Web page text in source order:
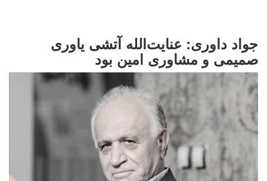
جواد داوری: عنایت‌الله آتشی یاوری
صمیمی و مشاوری امین بود